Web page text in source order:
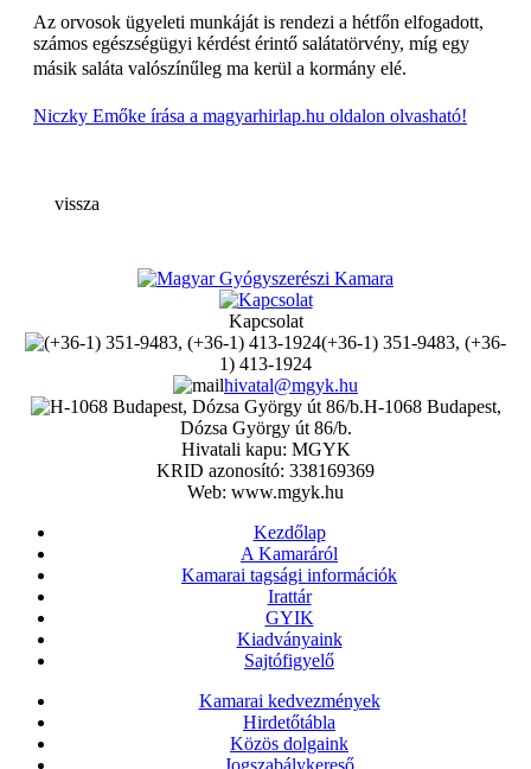
Az orvosok ügyeleti munkáját is rendezi a hétfőn elfogadott,
számos egészségügyi kérdést érintő salátatörvény, míg egy
másik saláta valószínűleg ma kerül a kormány elé.
Niczky Emőke írása a magyarhirlap.hu oldalon olvasható!
vissza
Kapcsolat
(+36-1) 351-9483, (+36-
1) 413-1924
hivatal@mgyk.hu
H-1068 Budapest,
Dózsa György út 86/b.
Hivatali kapu: MGYK
KRID azonosító: 338169369
Web: www.mgyk.hu
Kezdőlap
A Kamaráról
Kamarai tagsági információk
Irattár
GYIK
Kiadványaink
Sajtófigyelő
Kamarai kedvezmények
Hirdetőtábla
Közös dolgaink
Jogszabálykereső